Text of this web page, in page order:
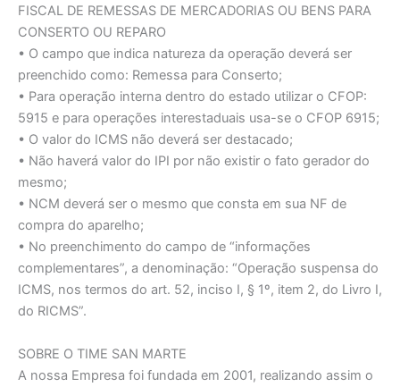
FISCAL DE REMESSAS DE MERCADORIAS OU BENS PARA
CONSERTO OU REPARO
• O campo que indica natureza da operação deverá ser
preenchido como: Remessa para Conserto;
• Para operação interna dentro do estado utilizar o CFOP:
5915 e para operações interestaduais usa-se o CFOP 6915;
• O valor do ICMS não deverá ser destacado;
• Não haverá valor do IPI por não existir o fato gerador do
mesmo;
• NCM deverá ser o mesmo que consta em sua NF de
compra do aparelho;
• No preenchimento do campo de “informações
complementares”, a denominação: “Operação suspensa do
ICMS, nos termos do art. 52, inciso I, § 1º, item 2, do Livro I,
do RICMS”.
SOBRE O TIME SAN MARTE
A nossa Empresa foi fundada em 2001, realizando assim o